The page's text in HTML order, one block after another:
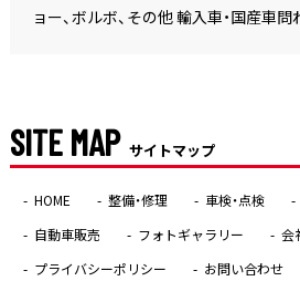
ョー、ボルボ、その他 輸入車・国産車
SITE MAP サイトマップ
HOME 整備・修理 車検・点検
自動車販売
フォトギャラリー 会
プライバシーポリシー
お問い合わせ